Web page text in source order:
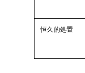
恒久的処置